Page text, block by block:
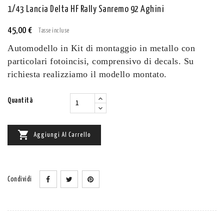
1/43 Lancia Delta HF Rally Sanremo 92 Aghini
45,00 € Tasse incluse
Automodello in Kit di montaggio in metallo con
particolari fotoincisi, comprensivo di decals. Su
richiesta realizziamo il modello montato.
Quantità
 Aggiungi Al Carrello
Condividi